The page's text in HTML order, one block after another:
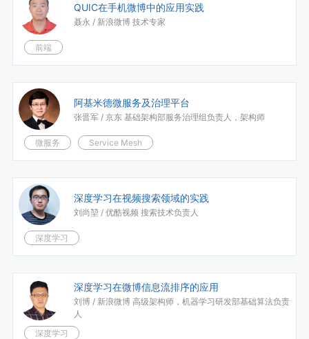
QUIC在手机微博中的应用实践
聂永 / 新浪微博 技术专家
前端
阿基米德微服务及治理平台
张晋军 / 京东 基础架构部服务治理组负责人，架构师
微服务 Service Mesh
深度学习在视频搜索领域的实践
刘尚堃 / 优酷视频 搜索技术负责人
深度学习
深度学习在微博信息流排序的应用
刘博 / 新浪微博 高级架构师，机器学习研发部基础算法负责
人
深度学习